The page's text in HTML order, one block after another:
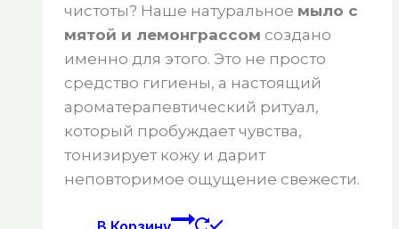
чистоты? Наше натуральное мыло с
мятой и лемонграссом создано
именно для этого. Это не просто
средство гигиены, а настоящий
ароматерапевтический ритуал,
который пробуждает чувства,
тонизирует кожу и дарит
неповторимое ощущение свежести.